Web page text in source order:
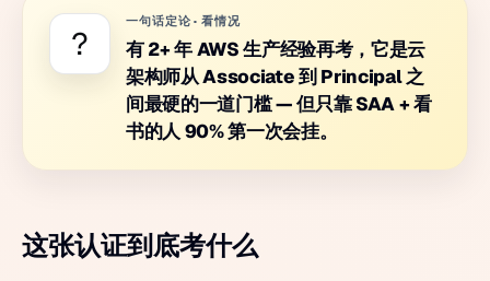
?
一句话定论 · 看情况
有 2+ 年 AWS 生产经验再考，它是云
架构师从 Associate 到 Principal 之
间最硬的一道门槛 — 但只靠 SAA + 看
书的人 90% 第一次会挂。
这张认证到底考什么